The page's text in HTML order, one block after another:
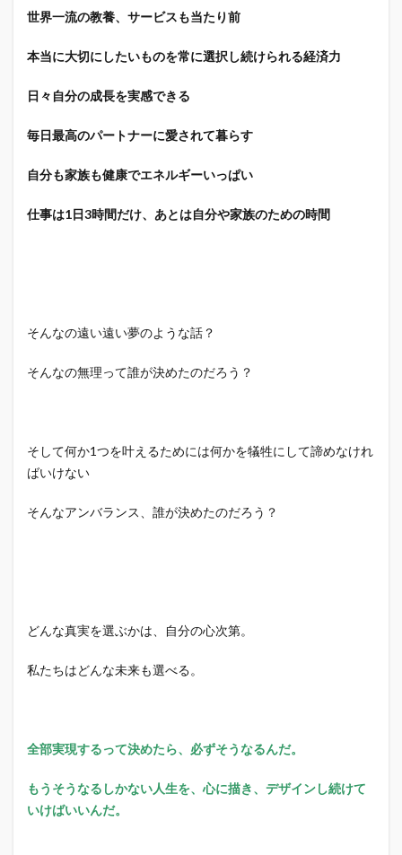
世界一流の教養、サービスも当たり前
本当に大切にしたいものを常に選択し続けられる経済力
日々自分の成長を実感できる
毎日最高のパートナーに愛されて暮らす
自分も家族も健康でエネルギーいっぱい
仕事は1日3時間だけ、あとは自分や家族のための時間
そんなの遠い遠い夢のような話？
そんなの無理って誰が決めたのだろう？
そして何か1つを叶えるためには何かを犠牲にして諦めなけれ
ばいけない
そんなアンバランス、誰が決めたのだろう？
どんな真実を選ぶかは、自分の心次第。
私たちはどんな未来も選べる。
全部実現するって決めたら、必ずそうなるんだ。
もうそうなるしかない人生を、心に描き、デザインし続けて
いけばいいんだ。